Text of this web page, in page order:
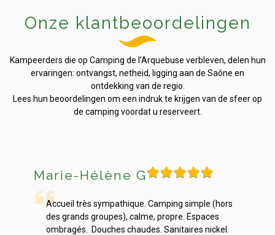
Onze klantbeoordelingen
Kampeerders die op Camping de l’Arquebuse verbleven, delen hun
ervaringen: ontvangst, netheid, ligging aan de Saône en
ontdekking van de regio.
Lees hun beoordelingen om een indruk te krijgen van de sfeer op
de camping voordat u reserveert.
Frederic D
Une très belle surprise pour nous ,
Un accueil chaleureux à notre arrivée,
Un magnifique logement propre et fonctionnel